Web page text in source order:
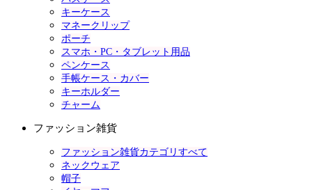
キーケース
マネークリップ
ポーチ
スマホ・PC・タブレット用品
ペンケース
手帳ケース・カバー
キーホルダー
チャーム
ファッション雑貨
ファッション雑貨カテゴリすべて
ネックウェア
帽子